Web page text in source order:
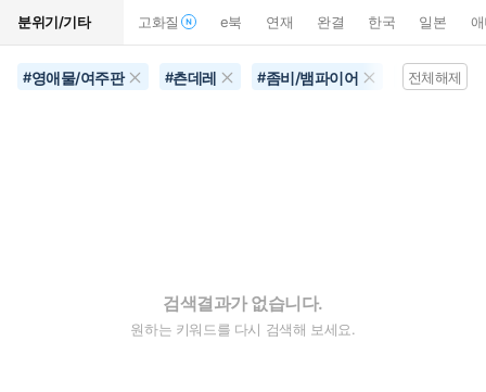
분위기/기타 고화질 e북 연재 완결 한국 일본
#영애물/여주판 #츤데레 #좀비/뱀파이어 영화화
전체해제
검색결과가 없습니다.
원하는 키워드를 다시 검색해 보세요.